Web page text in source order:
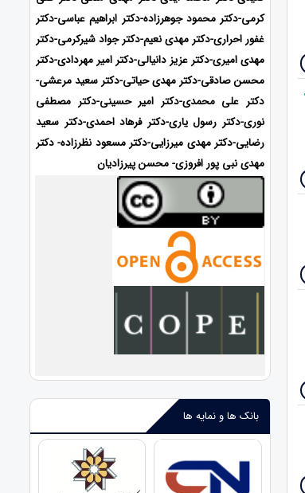
کرمی-دکتر محمود جوهرزاده-دکتر ابراهیم عباسی-دکتر
غفور احراری-دکتر مهدی نعیم-دکتر جواد شیرکرمی-دکتر
مهدی امیری-دکتر عزیز دانیالی-دکتر امیر مهردادی-دکتر
محسن صادقی-دکتر مهدی حیاتی-دکتر سعید مرعشی-
دکتر علی محمدی-دکتر امیر حسینی-دکتر مصطفی
نوری-دکتر رسول یاری-دکتر فرهاد احمدی-دکتر سعید
رضایی-دکتر مهدی میرزایی-دکتر مسعود نظرزاده- دکتر
مهدی نبی پور افروزی- محسن پیرزادیان
بانک ها و نمایه ها